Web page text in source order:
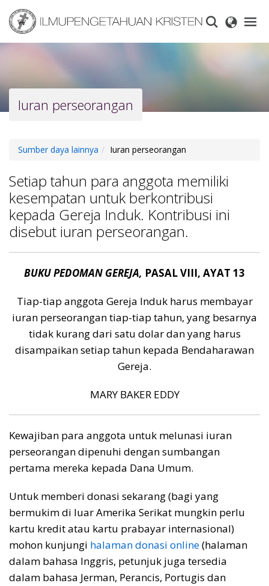
main
content
Iuran perseorangan
Sumber daya lainnya Iuran perseorangan
Setiap tahun para anggota memiliki
kesempatan untuk berkontribusi
kepada Gereja Induk. Kontribusi ini
disebut iuran perseorangan.
BUKU PEDOMAN GEREJA, PASAL VIII, AYAT 13
Tiap-tiap anggota Gereja Induk harus membayar
iuran perseorangan tiap-tiap tahun, yang besarnya
tidak kurang dari satu dolar dan yang harus
disampaikan setiap tahun kepada Bendaharawan
Gereja.
MARY BAKER EDDY
Kewajiban para anggota untuk melunasi iuran
perseorangan dipenuhi dengan sumbangan
pertama mereka kepada Dana Umum.
Untuk memberi donasi sekarang (bagi yang
bermukim di luar Amerika Serikat mungkin perlu
kartu kredit atau kartu prabayar internasional)
mohon kunjungi halaman donasi online(halaman
dalam bahasa Inggris, petunjuk juga tersedia
dalam bahasa Jerman, Perancis, Portugis dan